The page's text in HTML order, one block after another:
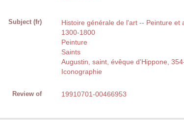
Subject (fr)
Histoire générale de l'art -- Peinture et
1300-1800
Peinture
Saints
Augustin, saint, évêque d'Hippone,
Iconographie
Review of 19910701-00466953